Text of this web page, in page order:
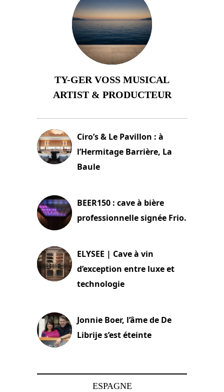
TY-GER VOSS MUSICAL
ARTIST & PRODUCTEUR
Ciro’s & Le Pavillon : à
l’Hermitage Barrière, La
Baule
BEER150 : cave à bière
professionnelle signée Frio.
ELYSEE | Cave à vin
d’exception entre luxe et
technologie
Jonnie Boer, l’âme de De
Librije s’est éteinte
ESPAGNE